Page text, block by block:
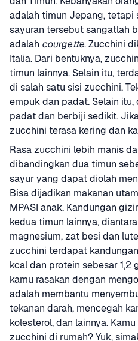
adalah timun Jepang, tetapi
sayuran tersebut sangatlah
adalah courgette. Zucchini
Italia. Dari bentuknya,
timun lainnya. Selain itu,
di salah satu sisi zucchini.
empuk dan padat. Selain
padat dan berbiji sedikit.
zucchini terasa kering dan
Rasa zucchini lebih manis
dibandingkan dua timun
sayur yang dapat diolah
Bisa dijadikan makanan
MPASI anak. Kandungan
kedua timun lainnya,
magnesium, zat besi dan
zucchini terdapat
kcal dan protein sebesar 1,2
kamu rasakan dengan
adalah membantu
tekanan darah, mencegah
kolesterol, dan lainnya.
zucchini di rumah? Yuk,